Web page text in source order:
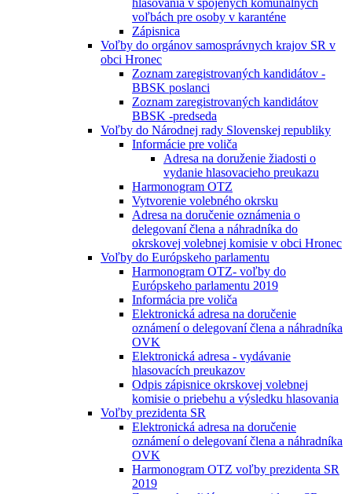
hlasovania v spojených komunálnych
voľbách pre osoby v karanténe
Zápisnica
Voľby do orgánov samosprávnych krajov SR v
obci Hronec
Zoznam zaregistrovaných kandidátov -
BBSK poslanci
Zoznam zaregistrovaných kandidátov
BBSK -predseda
Voľby do Národnej rady Slovenskej republiky
Informácie pre voliča
Adresa na doruženie žiadosti o
vydanie hlasovacieho preukazu
Harmonogram OTZ
Vytvorenie volebného okrsku
Adresa na doručenie oznámenia o
delegovaní člena a náhradníka do
okrskovej volebnej komisie v obci Hronec
Voľby do Európskeho parlamentu
Harmonogram OTZ- voľby do
Európskeho parlamentu 2019
Informácia pre voliča
Elektronická adresa na doručenie
oznámení o delegovaní člena a náhradníka
OVK
Elektronická adresa - vydávanie
hlasovacích preukazov
Odpis zápisnice okrskovej volebnej
komisie o priebehu a výsledku hlasovania
Voľby prezidenta SR
Elektronická adresa na doručenie
oznámení o delegovaní člena a náhradníka
OVK
Harmonogram OTZ voľby prezidenta SR
2019